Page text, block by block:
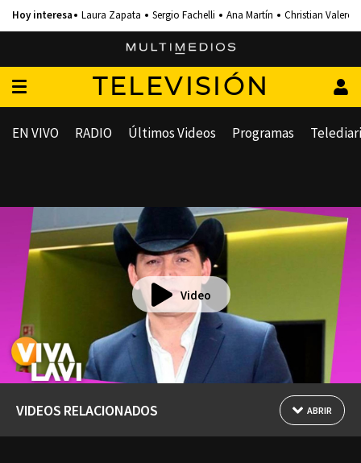
Laura Zapata Sergio Fachelli Ana Martín Christian Valero
TELEVISIÓN
EN VIVO RADIO Últimos Videos Programas
Video
VIDEOS RELACIONADOS ABRIR